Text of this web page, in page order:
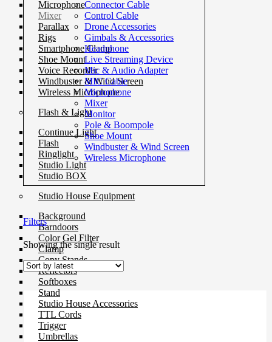
Microphone
Mixer
Parallax
Rigs
Smartphone Clamp
Shoe Mount
Voice Recorder
Windbuster & Wind Screen
Wireless Microphone
Flash & Light
Continue Light
Flash
Ringlight
Studio Light
Studio BOX
Studio House Equipment
Background
Barndoors
Color Gel Filter
Clamp
Copy Stands
Reflectors
Softboxes
Stand
Studio House Accessories
TTL Cords
Trigger
Umbrellas
Connector Cable
Control Cable
Drone Accessories
Gimbals & Accessories
Headphone
Live Streaming Device
Mic & Audio Adapter
MIC Cable
Microphone
Mixer
Monitor
Pole & Boompole
Shoe Mount
Windbuster & Wind Screen
Wireless Microphone
Filters
Showing the single result